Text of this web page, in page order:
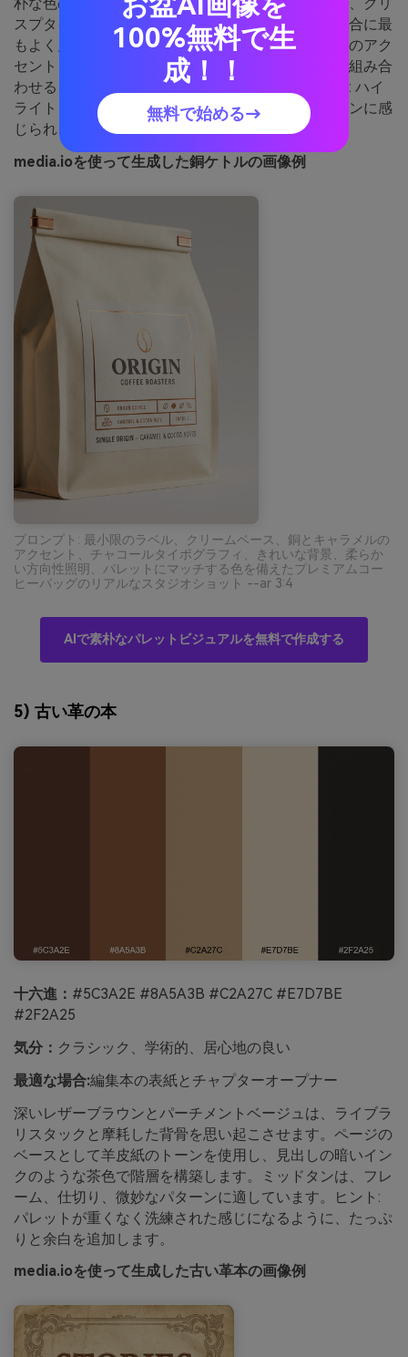
スプタイプにダークチャコールが使用されている場合に最
もよく見えます。クラフト紙のテクスチャ、ホイルのアク
セント、またはシンプルなスタンプグラフィックと組み合
わせると、昔ながらの仕上がりになります。ヒント: ハイ
ライトをライトゴールドに入れて、デザインがモダンに感
じられるようにします。
media.ioを使って生成した銅ケトルの画像例
プロンプト: 最小限のラベル、クリームベース、銅とキャラメルの
アクセント、チャコールタイポグラフィ、きれいな背景、柔らか
い方向性照明、パレットにマッチする色を備えたプレミアムコー
ヒーバッグのリアルなスタジオショット --ar 3:4
AIで素朴なパレットビジュアルを無料で作成する
5) 古い革の本
十六進： #5C3A2E #8A5A3B #C2A27C #E7D7BE
#2F2A25
気分： クラシック、学術的、居心地の良い
最適な場合:編集本の表紙とチャプターオープナー
深いレザーブラウンとパーチメントベージュは、ライブラ
リスタックと摩耗した背骨を思い起こさせます。ページの
ベースとして羊皮紙のトーンを使用し、見出しの暗いイン
クのような茶色で階層を構築します。ミッドタンは、フレ
ーム、仕切り、微妙なパターンに適しています。ヒント:
パレットが重くなく洗練された感じになるように、たっぷ
りと余白を追加します。
media.ioを使って生成した古い革本の画像例
100%無料で生
成！！
無料で始める→